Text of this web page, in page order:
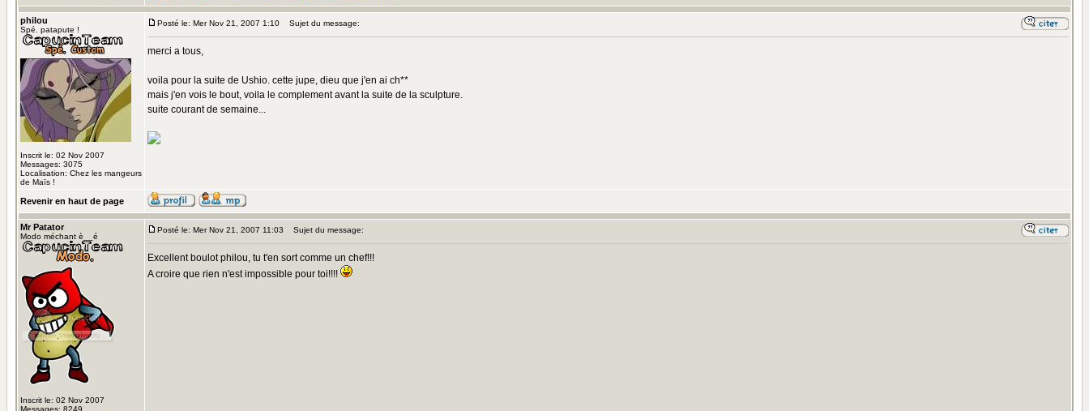
philou
Spé. patapute !
Inscrit le: 02 Nov 2007
Messages: 3075
Localisation: Chez les mangeurs
de Maïs !
Posté le: Mer Nov 21, 2007 1:10 Sujet du message:
merci a tous,
voila pour la suite de Ushio. cette jupe, dieu que j'en ai ch**
mais j'en vois le bout, voila le complement avant la suite de la sculpture.
suite courant de semaine...
Revenir en haut de page
Mr Patator
Modo méchant è__é
Inscrit le: 02 Nov 2007
Messages: 8249
Posté le: Mer Nov 21, 2007 11:03 Sujet du message:
Excellent boulot philou, tu t'en sort comme un chef!!!
A croire que rien n'est impossible pour toi!!!!